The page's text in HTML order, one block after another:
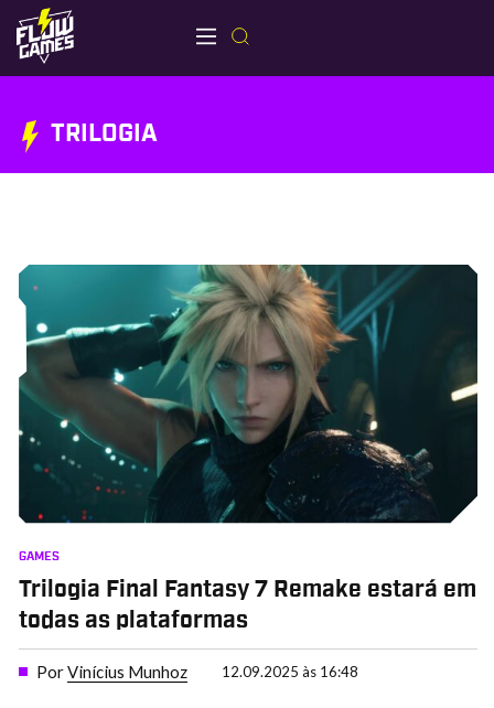
TRILOGIA
GAMES
Trilogia Final Fantasy 7 Remake estará em
todas as plataformas
PorVinícius Munhoz 12.09.2025 às 16:48